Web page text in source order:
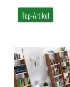
Top-Artikel